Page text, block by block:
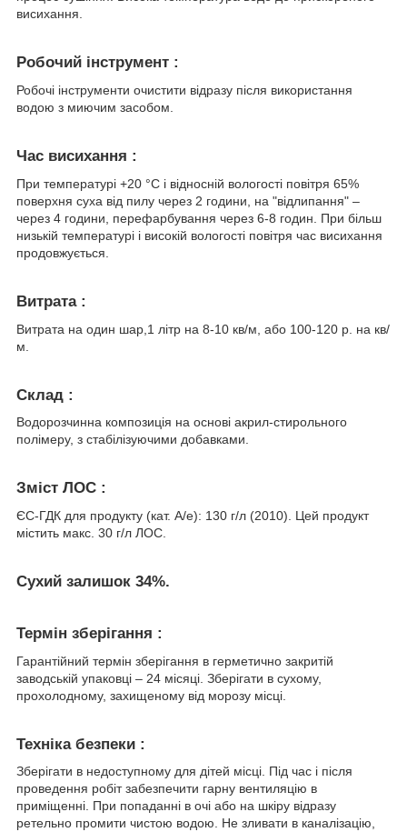
висихання.
Робочий інструмент :
Робочі інструменти очистити відразу після використання
водою з миючим засобом.
Час висихання :
При температурі +20 °С і відносній вологості повітря 65%
поверхня суха від пилу через 2 години, на "відлипання" –
через 4 години, перефарбування через 6-8 годин. При більш
низькій температурі і високій вологості повітря час висихання
продовжується.
Витрата :
Витрата на один шар,1 літр на 8-10 кв/м, або 100-120 р. на кв/
м.
Склад :
Водорозчинна композиція на основі акрил-стирольного
полімеру, з стабілізуючими добавками.
Зміст ЛОС :
ЄС-ГДК для продукту (кат. А/е): 130 г/л (2010). Цей продукт
містить макс. 30 г/л ЛОС.
Сухий залишок 34%.
Термін зберігання :
Гарантійний термін зберігання в герметично закритій
заводській упаковці – 24 місяці. Зберігати в сухому,
прохолодному, захищеному від морозу місці.
Техніка безпеки :
Зберігати в недоступному для дітей місці. Під час і після
проведення робіт забезпечити гарну вентиляцію в
приміщенні. При попаданні в очі або на шкіру відразу
ретельно промити чистою водою. Не зливати в каналізацію,